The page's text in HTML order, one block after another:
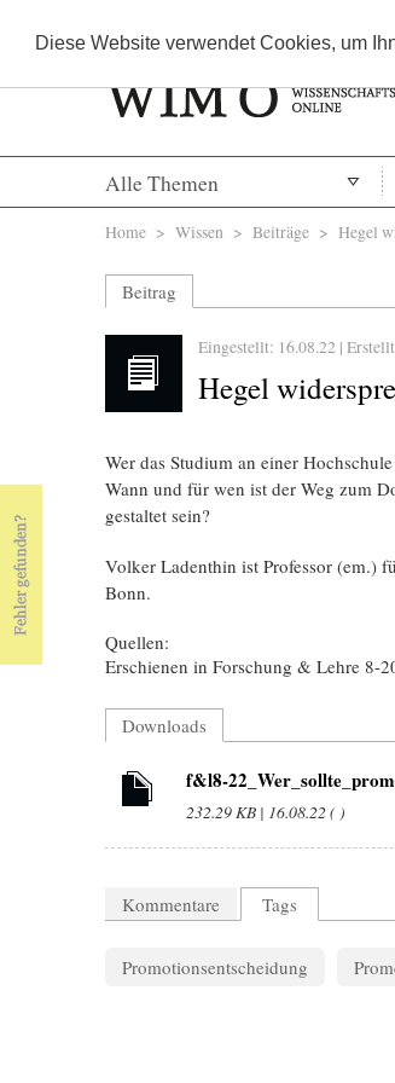
Diese Website verwendet Cookies, um
Alle Themen
Sie sind hier
Home > Wissen > Beiträge > Hegel
Beitrag
Eingestellt: 16.08.22 |
Hegel
Wer das Studium an einer
Wann und für wen ist der Weg zum
gestaltet sein?
Volker Ladenthin ist Professor (em.)
Bonn.
Quellen:
Erschienen in Forschung & Lehre 8-
Downloads
f&l8-
232.29 KB | 16.08.22 ( )
Kommentare Tags
Promotionsentscheidung